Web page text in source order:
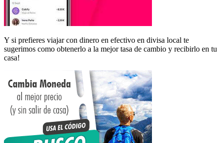
Y si prefieres viajar con dinero en efectivo en divisa local te
sugerimos como obtenerlo a la mejor tasa de cambio y recibirlo en tu
casa!